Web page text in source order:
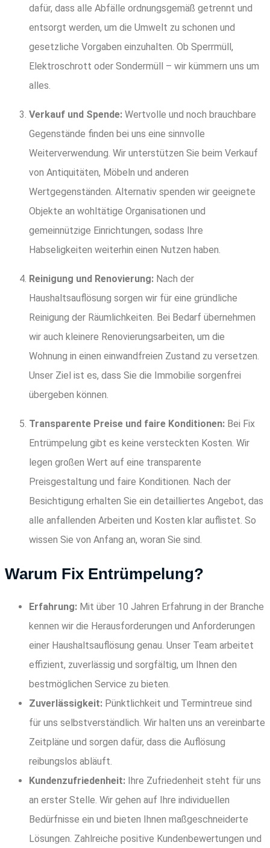
dafür, dass alle Abfälle ordnungsgemäß getrennt und
entsorgt werden, um die Umwelt zu schonen und
gesetzliche Vorgaben einzuhalten. Ob Sperrmüll,
Elektroschrott oder Sondermüll – wir kümmern uns um
alles.
Verkauf und Spende: Wertvolle und noch brauchbare
Gegenstände finden bei uns eine sinnvolle
Weiterverwendung. Wir unterstützen Sie beim Verkauf
von Antiquitäten, Möbeln und anderen
Wertgegenständen. Alternativ spenden wir geeignete
Objekte an wohltätige Organisationen und
gemeinnützige Einrichtungen, sodass Ihre
Habseligkeiten weiterhin einen Nutzen haben.
Reinigung und Renovierung: Nach der
Haushaltsauflösung sorgen wir für eine gründliche
Reinigung der Räumlichkeiten. Bei Bedarf übernehmen
wir auch kleinere Renovierungsarbeiten, um die
Wohnung in einen einwandfreien Zustand zu versetzen.
Unser Ziel ist es, dass Sie die Immobilie sorgenfrei
übergeben können.
Transparente Preise und faire Konditionen: Bei Fix
Entrümpelung gibt es keine versteckten Kosten. Wir
legen großen Wert auf eine transparente
Preisgestaltung und faire Konditionen. Nach der
Besichtigung erhalten Sie ein detailliertes Angebot, das
alle anfallenden Arbeiten und Kosten klar auflistet. So
wissen Sie von Anfang an, woran Sie sind.
Warum Fix Entrümpelung?
Erfahrung: Mit über 10 Jahren Erfahrung in der Branche
kennen wir die Herausforderungen und Anforderungen
einer Haushaltsauflösung genau. Unser Team arbeitet
effizient, zuverlässig und sorgfältig, um Ihnen den
bestmöglichen Service zu bieten.
Zuverlässigkeit: Pünktlichkeit und Termintreue sind
für uns selbstverständlich. Wir halten uns an vereinbarte
Zeitpläne und sorgen dafür, dass die Auflösung
reibungslos abläuft.
Kundenzufriedenheit: Ihre Zufriedenheit steht für uns
an erster Stelle. Wir gehen auf Ihre individuellen
Bedürfnisse ein und bieten Ihnen maßgeschneiderte
Lösungen. Zahlreiche positive Kundenbewertungen und